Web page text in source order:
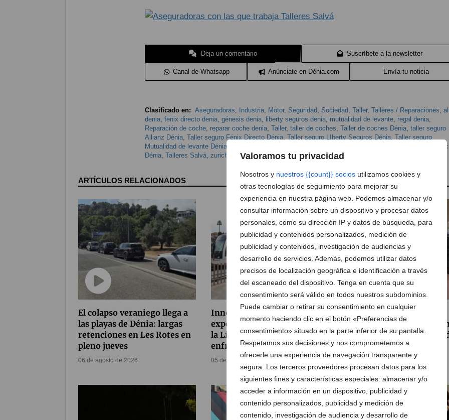
Valoramos tu privacidad
Nosotros y nuestros {{count}} socios utilizamos cookies y
otras tecnologías de seguimiento para mejorar su
experiencia en nuestra página web. Podemos almacenar y/o
consultar información sobre un dispositivo y procesar datos
personales, como su dirección IP y datos de búsqueda, para
publicidad y contenidos personalizados, medición de
publicidad y contenidos, investigación de audiencias y
desarrollo de servicios. Además, podemos utilizar datos
precisos de localización geográfica e identificación a través
del escaneado del dispositivo. Tenga en cuenta que su
consentimiento será válido en todos nuestros subdominios.
Puede cambiar o retirar su consentimiento en cualquier
momento haciendo clic en el botón «Preferencias de
consentimiento» situado en la parte inferior de su pantalla.
Respetamos sus decisiones y nos comprometemos a
ofrecerle una experiencia de navegación transparente y
segura. Los terceros proveedores procesan datos para los
siguientes fines y características especiales: almacenar y/o
acceder a información en un dispositivo, publicidad y
contenido personalizados, publicidad y medición de
contenido, investigación de audiencia y desarrollo de
Deja un comentario Suscríbete a la newsletter
Canal de Whatsapp Anúnciate en Dénia.com Envía tu noticia
Clasificado en: Aseguradoras, Industria, Motor, Seguridad, Sociedad, Taller, Talleres / Reparaciones,
denia, fenix directo denia, génesis denia, liberty seguros denia, mutualidad de levante, regal denia,
Reparación de coche, reparar coche denia, Taller, taller de coches, Taller de coches Dénia, taller seguro
Allianz Dénia, Taller seguro Fénix Directo Dénia, Taller seguro LIberty Seguros Dénia, Taller seguro
Mutualidad de levante Dénia
Taller Seguros
Dénia, Talleres Salvá, zurich denia
ARTÍCULOS RELACIONADOS
El colapso veraniego llega a
las playas de Dénia: largas
retenciones en Les Rotes en
pleno jueves
06 de agosto de 2026
Innovación contra el calor:
experimentos con pintura en
la Línea 9 del TRAM para
enfriar los raíles
05 de agosto de 2026
Dénia renueva su
compromiso solidario
una jornada de donación
sangre
05 de agosto de 2026